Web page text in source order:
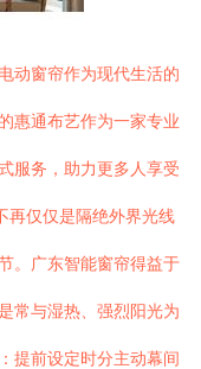
动窗帘作为现代生活的
惠通布艺作为一家专业
服务，助力更多人享受
再仅仅是隔绝外界光线
。广东智能窗帘得益于
常与湿热、强烈阳光为
提前设定时分主动幕间